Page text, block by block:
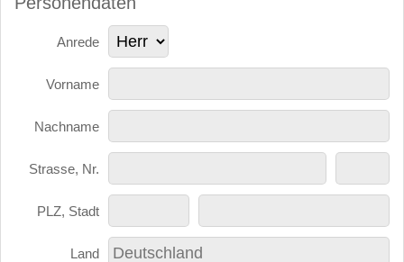
Anrede
Vorname
Nachname
Strasse, Nr.
PLZ, Stadt
Land